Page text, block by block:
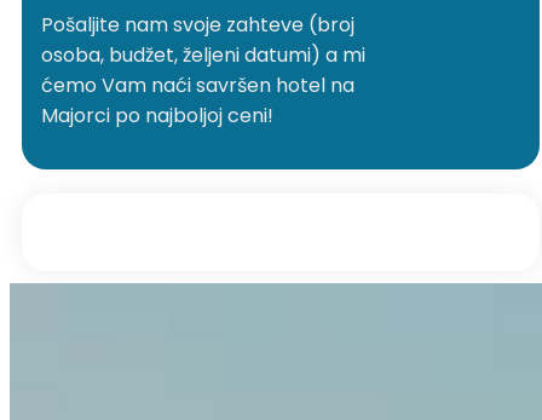
Pošaljite nam svoje zahteve (broj
osoba, budžet, željeni datumi) a mi
ćemo Vam naći savršen hotel na
Majorci po najboljoj ceni!